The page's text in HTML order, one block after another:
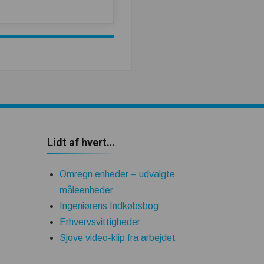
Lidt af hvert…
Omregn enheder – udvalgte
måleenheder
Ingeniørens Indkøbsbog
Erhvervsvittigheder
Sjove video-klip fra arbejdet